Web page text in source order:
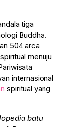
tiga
Buddha.
504 arca
menuju
internasional
spiritual yang
batu